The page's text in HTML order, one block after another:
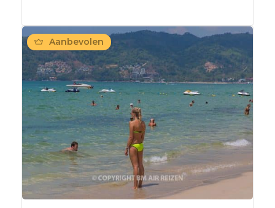
Aanbevolen